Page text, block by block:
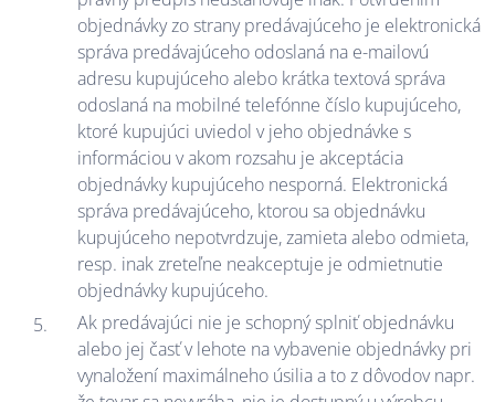
objednávky zo strany predávajúceho je elektronická
správa predávajúceho odoslaná na e-mailovú
adresu kupujúceho alebo krátka textová správa
odoslaná na mobilné telefónne číslo kupujúceho,
ktoré kupujúci uviedol v jeho objednávke s
informáciou v akom rozsahu je akceptácia
objednávky kupujúceho nesporná. Elektronická
správa predávajúceho, ktorou sa objednávku
kupujúceho nepotvrdzuje, zamieta alebo odmieta,
resp. inak zreteľne neakceptuje je odmietnutie
objednávky kupujúceho.
Ak predávajúci nie je schopný splniť objednávku
alebo jej časť v lehote na vybavenie objednávky pri
vynaložení maximálneho úsilia a to z dôvodov napr.